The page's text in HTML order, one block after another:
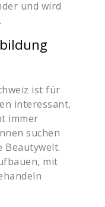
und wird
ist für
interessant,
immer
suchen
Beautywelt.
mit